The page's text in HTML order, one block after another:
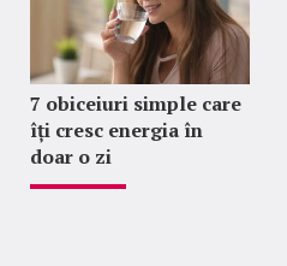
7 obiceiuri simple care
îți cresc energia în
doar o zi